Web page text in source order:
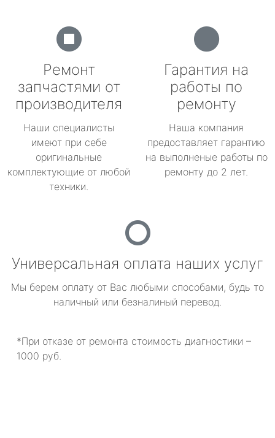
Ремонт
запчастями от
производителя
Наши специалисты
имеют при себе
оригинальные
комплектующие от любой
техники.
Гарантия на
работы по
ремонту
Наша компания
предоставляет гарантию
на выполненые работы по
ремонту до 2 лет.
Универсальная оплата наших услуг
Мы берем оплату от Вас любыми способами, будь то
наличный или безналиный перевод.
*При отказе от ремонта стоимость диагностики –
1000 руб.